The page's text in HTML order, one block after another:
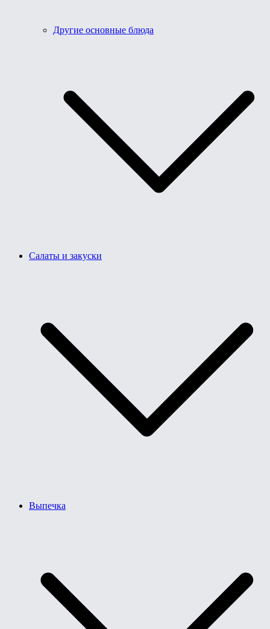
Другие основные блюда
Салаты и закуски
Выпечка